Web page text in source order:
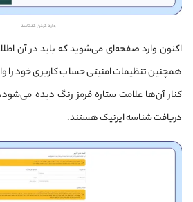
وارد کردن کد تایید
اکنون وارد صفحه‌ای می‌شوید که باید در آن
همچنین تنظیمات امنیتی حساب کاربری خود را
کنار آن‌ها علامت ستاره قرمز رنگ دیده می‌شود،
دریافت شناسه ایرنیک هستند.